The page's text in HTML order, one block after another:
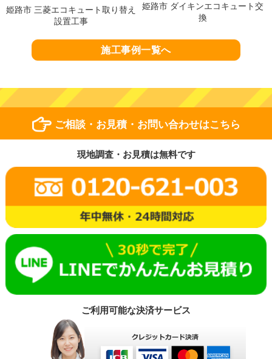
姫路市 三菱エコキュート取り替え
設置工事
姫路市 ダイキンエコキュート交
換
施工事例一覧へ
ご相談・お見積・お問い合わせはこちら
現地調査・お見積は無料です
ご利用可能な決済サービス